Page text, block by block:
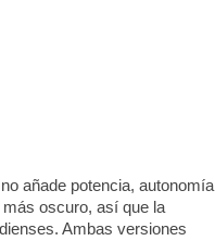
añade potencia, autonomía
oscuro, así que la
Ambas versiones